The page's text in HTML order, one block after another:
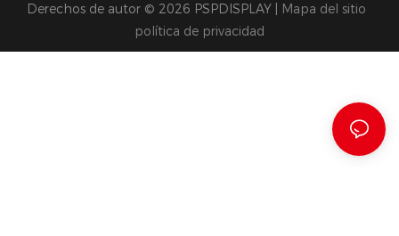
Derechos de autor © 2026 PSPDISPLAY |
Mapa del sitio
política de privacidad